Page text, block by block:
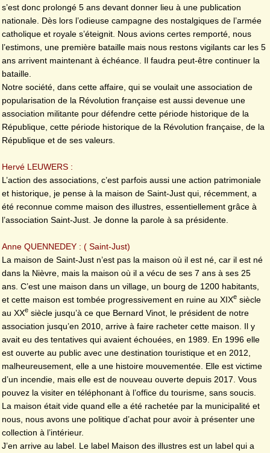
s’est donc prolongé 5 ans devant donner lieu à une publication
nationale. Dès lors l’odieuse campagne des nostalgiques de l’armée
catholique et royale s’éteignit. Nous avions certes remporté, nous
l’estimons, une première bataille mais nous restons vigilants car les 5
ans arrivent maintenant à échéance. Il faudra peut-être continuer la
bataille.
Notre société, dans cette affaire, qui se voulait une association de
popularisation de la Révolution française est aussi devenue une
association militante pour défendre cette période historique de la
République, cette période historique de la Révolution française, de la
République et de ses valeurs.
Hervé LEUWERS :
L’action des associations, c’est parfois aussi une action patrimoniale
et historique, je pense à la maison de Saint-Just qui, récemment, a
été reconnue comme maison des illustres, essentiellement grâce à
l’association Saint-Just. Je donne la parole à sa présidente.
Anne QUENNEDEY : ( Saint-Just)
La maison de Saint-Just n’est pas la maison où il est né, car il est né
dans la Nièvre, mais la maison où il a vécu de ses 7 ans à ses 25
ans. C’est une maison dans un village, un bourg de 1200 habitants,
et cette maison est tombée progressivement en ruine au XIXe siècle
au XXe siècle jusqu’à ce que Bernard Vinot, le président de notre
association jusqu’en 2010, arrive à faire racheter cette maison. Il y
avait eu des tentatives qui avaient échouées, en 1989. En 1996 elle
est ouverte au public avec une destination touristique et en 2012,
malheureusement, elle a une histoire mouvementée. Elle est victime
d’un incendie, mais elle est de nouveau ouverte depuis 2017. Vous
pouvez la visiter en téléphonant à l’office du tourisme, sans soucis.
La maison était vide quand elle a été rachetée par la municipalité et
nous, nous avons une politique d’achat pour avoir à présenter une
collection à l’intérieur.
J’en arrive au label. Le label Maison des illustres est un label qui a